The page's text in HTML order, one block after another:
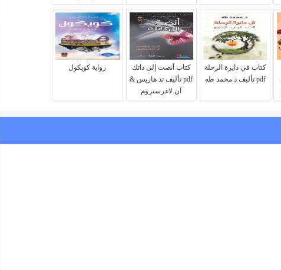
كتاب في دايرة الرحلة
pdf تأليف د.محمد طه
كتاب أنصت إلى ذاتك
pdf تأليف تد هاريس &
آن لاغرستروم
رواية كويكول